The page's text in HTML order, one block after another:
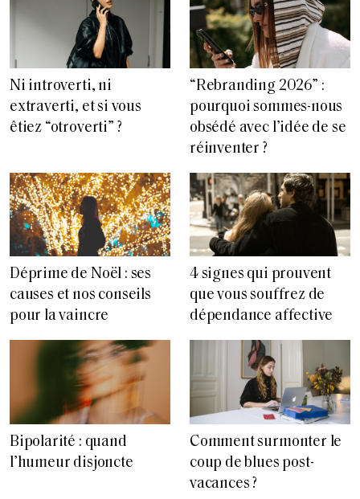
Ni introverti, ni
extraverti, et si vous
êtiez “otroverti” ?
“Rebranding 2026” :
pourquoi sommes-nous
obsédé avec l’idée de se
réinventer ?
Déprime de Noël : ses
causes et nos conseils
pour la vaincre
4 signes qui prouvent
que vous souffrez de
dépendance affective
Bipolarité : quand
l’humeur disjoncte
Comment surmonter le
coup de blues post-
vacances ?